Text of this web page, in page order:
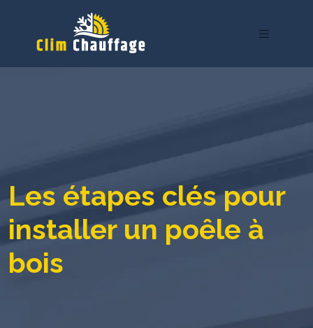
Les étapes clés pour
installer un poêle à
bois